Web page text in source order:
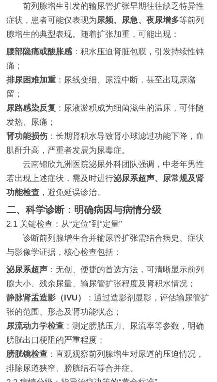
前列腺增生引发的输尿管扩张早期往往缺乏特异性
症状，患者可能仅表现为尿频、尿急、夜尿增多等前列
腺增生的典型表现。随着扩张加重，可能出现：
腰部隐痛或酸胀感：积水压迫肾脏包膜，引发持续性钝
痛；
排尿困难加重 ：尿线变细、尿流中断，甚至出现尿潴
留；
尿路感染反复 ：尿液淤积成为细菌滋生的温床，可伴随
发热、尿痛；
肾功能损伤 ：长期肾积水导致肾小球滤过功能下降，血
肌酐升高，严重者发展为尿毒症。
云南锦欣九洲医院泌尿外科团队强调，中老年男性
若出现上述症状，需及时进行泌尿系超声、尿常规及肾
功能检查 ，避免延误诊治。
二、科学诊断：明确病因与病情分级
2.1 关键检查：从“定位”到“定量”
诊断前列腺增生合并输尿管扩张需结合病史、症状
与影像学证据，核心检查包括：
泌尿系超声 ：无创、便捷的首选方法，可清晰显示前列
腺大小、残余尿量、输尿管扩张程度及肾积水情况；
静脉肾盂造影（IVU）
：通过造影剂显影，评估输尿管扩
张的范围、形态及肾功能状态；
尿流动力学检查 ：测定膀胱压力、尿流率等参数，明确
膀胱出口梗阻的严重程度；
膀胱镜检查 ：直观观察前列腺增生对尿道的压迫情况，
排除尿道狭窄、膀胱结石等合并症。